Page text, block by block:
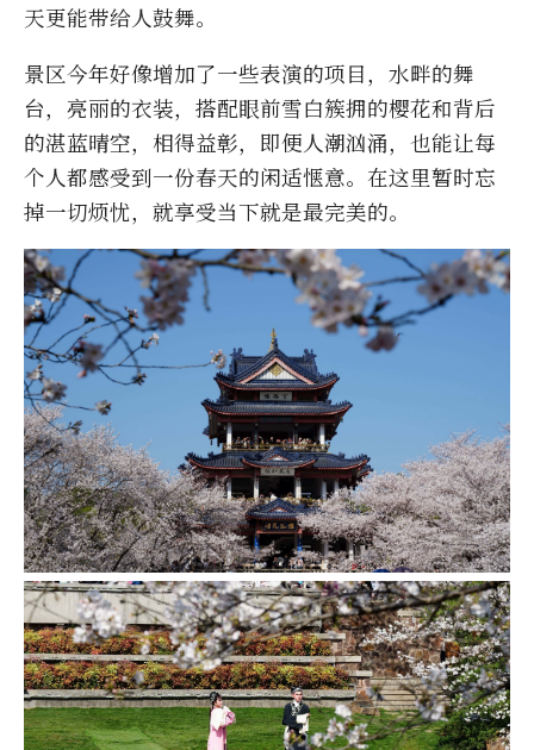
天更能带给人鼓舞。
景区今年好像增加了一些表演的项目，水畔的舞
台，亮丽的衣装，搭配眼前雪白簇拥的樱花和背后
的湛蓝晴空，相得益彰，即便人潮汹涌，也能让每
个人都感受到一份春天的闲适惬意。在这里暂时忘
掉一切烦忧，就享受当下就是最完美的。